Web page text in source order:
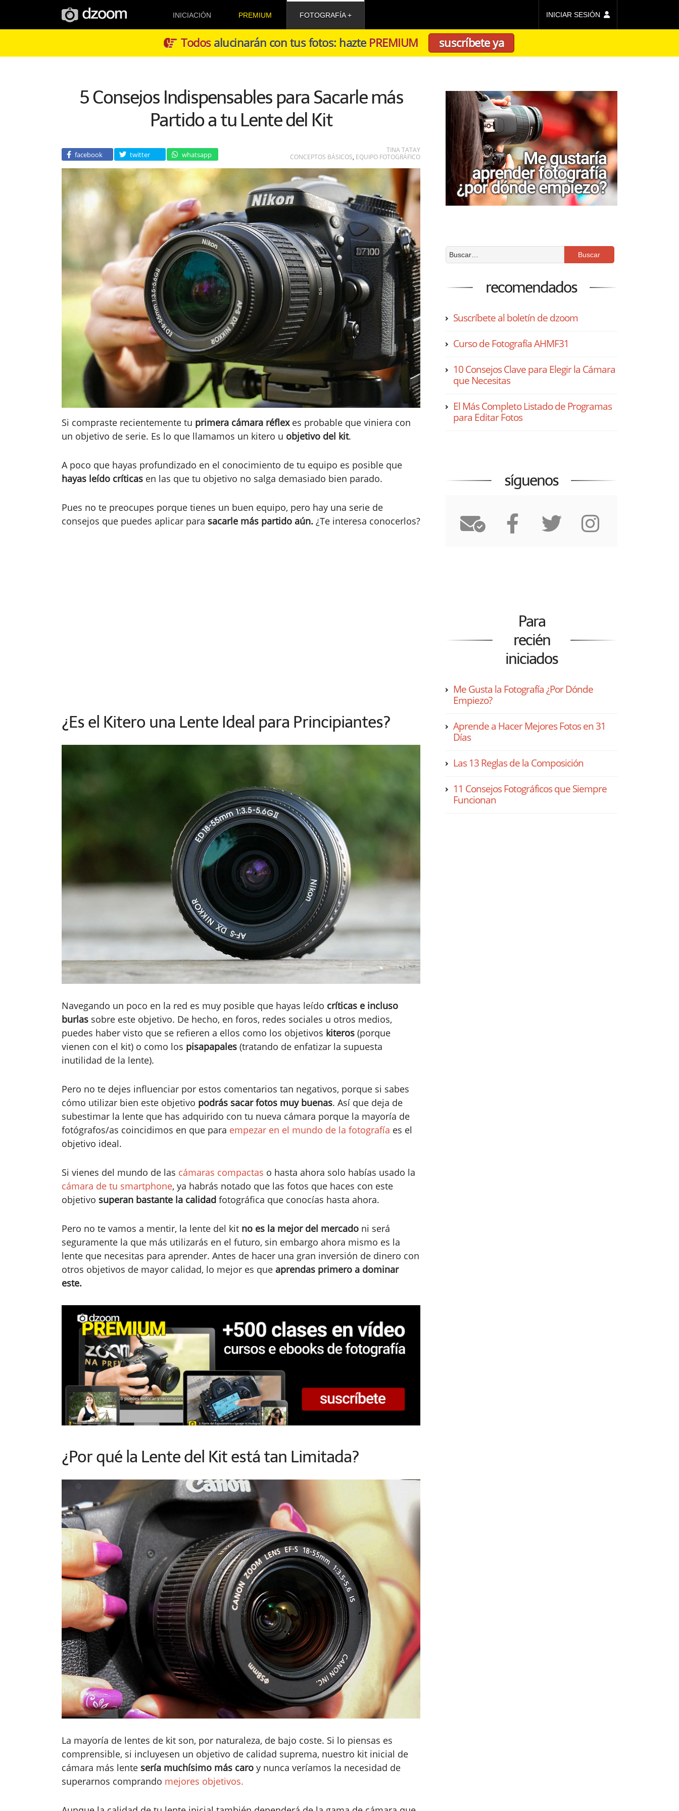
INICIACIÓN PREMIUM FOTOGRAFÍA INICIAR SESIÓN
Todosalucinarán con tus fotos: hazte PREMIUM suscríbete ya
5 Consejos Indispensables para Sacarle más
Partido a tu Lente del Kit
facebook twitter whatsapp
TINA TATAY
CONCEPTOS BÁSICOS, EQUIPO FOTOGRÁFICO
Si compraste recientemente tu primera cámara réflexes probable que viniera con
un objetivo de serie. Es lo que llamamos un kitero u objetivo del kit.
A poco que hayas profundizado en el conocimiento de tu equipo es posible que
hayas leído críticas en las que tu objetivo no salga demasiado bien parado.
Pues no te preocupes porque tienes un buen equipo, pero hay una serie de
consejos que puedes aplicar para sacarle más partido aún. ¿Te interesa conocerlos?
¿Es el Kitero una Lente Ideal para Principiantes?
Navegando un poco en la red es muy posible que hayas leído críticas e incluso
burlas sobre este objetivo. De hecho, en foros, redes sociales u otros medios,
puedes haber visto que se refieren a ellos como los objetivos kiteros (porque
vienen con el kit) o como los pisapapales (tratando de enfatizar la supuesta
inutilidad de la lente).
Pero no te dejes influenciar por estos comentarios tan negativos, porque si sabes
cómo utilizar bien este objetivo podrás sacar fotos muy buenas. Así que deja de
subestimar la lente que has adquirido con tu nueva cámara porque la mayoría de
fotógrafos/as coincidimos en que para empezar en el mundo de la fotografía es el
objetivo ideal.
Si vienes del mundo de las cámaras compactas o hasta ahora solo habías usado la
cámara de tu smartphone, ya habrás notado que las fotos que haces con este
objetivo superan bastante la calidad fotográfica que conocías hasta ahora.
Pero no te vamos a mentir, la lente del kit no es la mejor del mercado ni será
seguramente la que más utilizarás en el futuro, sin embargo ahora mismo es la
lente que necesitas para aprender. Antes de hacer una gran inversión de dinero con
otros objetivos de mayor calidad, lo mejor es que aprendas primero a dominar
este.
¿Por qué la Lente del Kit está tan Limitada?
La mayoría de lentes de kit son, por naturaleza, de bajo coste. Si lo piensas es
comprensible, si incluyesen un objetivo de calidad suprema, nuestro kit inicial de
cámara más lente sería muchísimo más caro y nunca veríamos la necesidad de
superarnos comprando mejores objetivos.
recomendados
Suscríbete al boletín de dzoom
Curso de Fotografía AHMF31
10 Consejos Clave para Elegir la Cámara
que Necesitas
El Más Completo Listado de Programas
para Editar Fotos
síguenos
Para
recién
iniciados
Me Gusta la Fotografía ¿Por Dónde
Empiezo?
Aprende a Hacer Mejores Fotos en 31
Días
Las 13 Reglas de la Composición
11 Consejos Fotográficos que Siempre
Funcionan